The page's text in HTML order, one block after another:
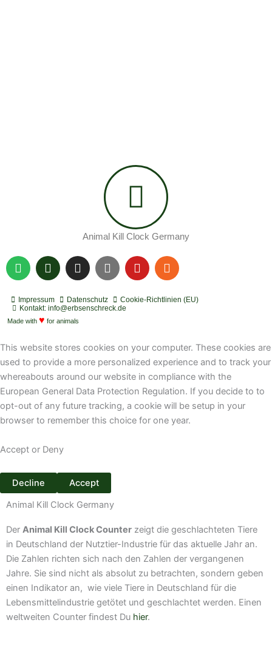
Animal Kill Clock Germany
S
p
t
i
f
P
o
c
a
s
I
n
t
a
g
a
m
Y
o
t
u
Y
o
t
R
s
Impressum Datenschutz
Cookie-Richtlinien (EU)
Kontakt: info@erbsenschreck.de
Made with ♥ for animals
This website stores cookies on your computer. These cookies are
used to provide a more personalized experience and to track your
whereabouts around our website in compliance with the
European General Data Protection Regulation. If you decide to to
opt-out of any future tracking, a cookie will be setup in your
browser to remember this choice for one year.
Accept or Deny
Decline
Accept
Animal Kill Clock Germany
Der Animal Kill Clock Counter zeigt die geschlachteten Tiere
in Deutschland der Nutztier-Industrie für das aktuelle Jahr an.
Die Zahlen richten sich nach den Zahlen der vergangenen
Jahre. Sie sind nicht als absolut zu betrachten, sondern geben
einen Indikator an, wie viele Tiere in Deutschland für die
Lebensmittelindustrie getötet und geschlachtet werden. Einen
weltweiten Counter findest Du hier.